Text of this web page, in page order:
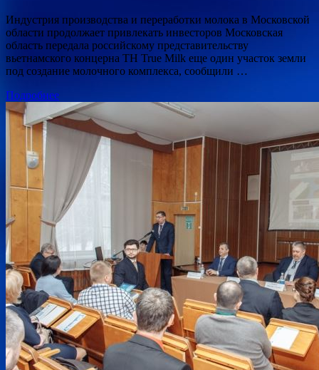
Индустрия производства и переработки молока в Московской
области продолжает привлекать инвесторов Московская
область передала российскому представительству
вьетнамского концерна TH True Milk еще один участок земли
под создание молочного комплекса, сообщили …
Подробнее